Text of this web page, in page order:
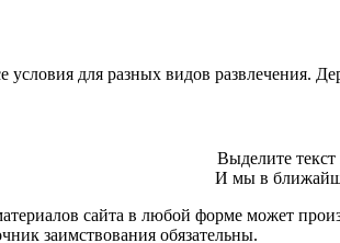
для разных видов развлечения.
Выделите
И мы в
сайта в любой форме может
заимствования обязательны.